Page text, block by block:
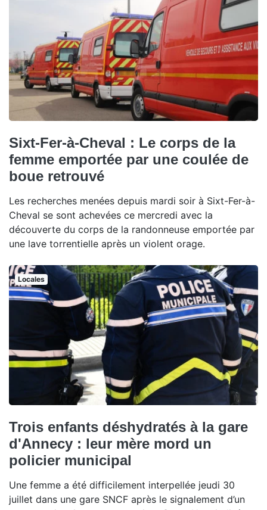
Sixt-Fer-à-Cheval : Le corps de la
femme emportée par une coulée de
boue retrouvé
Les recherches menées depuis mardi soir à Sixt-Fer-à-
Cheval se sont achevées ce mercredi avec la
découverte du corps de la randonneuse emportée par
une lave torrentielle après un violent orage.
Locales
Trois enfants déshydratés à la gare
d'Annecy : leur mère mord un
policier municipal
Une femme a été difficilement interpellée jeudi 30
juillet dans une gare SNCF après le signalement d’un